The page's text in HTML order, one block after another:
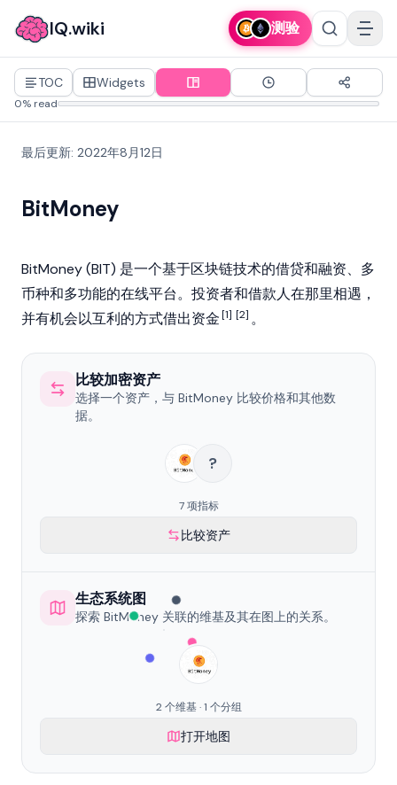
IQ.wiki 测验
TOC Widgets
0% read
最后更新: 2022年8月12日
BitMoney
BitMoney (BIT) 是一个基于区块链技术的借贷和融资、多
币种和多功能的在线平台。投资者和借款人在那里相遇，
并有机会以互利的方式借出资金[1] [2] 。
比较加密资产
选择一个资产，与 BitMoney 比较价格和其他数
据。
?
7 项指标
比较资产
生态系统图
探索 BitMoney 关联的维基及其在图上的关系。
2 个维基 · 1 个分组
打开地图